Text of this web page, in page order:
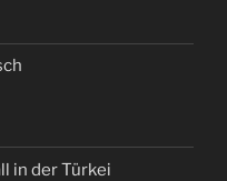
in der Türkei